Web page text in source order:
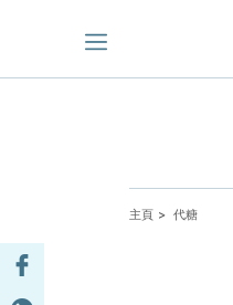
主頁 > 代糖